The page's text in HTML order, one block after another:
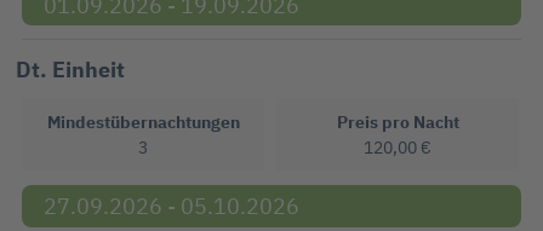
Dt. Einheit
Mindestübernachtungen
3
Preis pro Nacht
120,00 €
27.09.2026 - 05.10.2026